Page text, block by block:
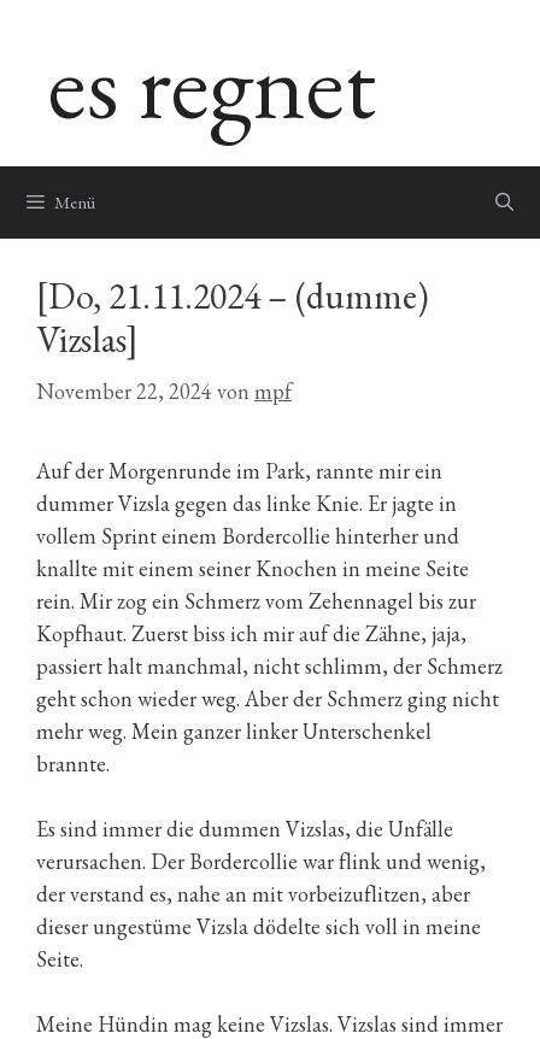
springenes regnet
Menü
[Do, 21.11.2024 – (dumme)
Vizslas]
November 22, 2024 von mpf
Auf der Morgenrunde im Park, rannte mir ein
dummer Vizsla gegen das linke Knie. Er jagte in
vollem Sprint einem Bordercollie hinterher und
knallte mit einem seiner Knochen in meine Seite
rein. Mir zog ein Schmerz vom Zehennagel bis zur
Kopfhaut. Zuerst biss ich mir auf die Zähne, jaja,
passiert halt manchmal, nicht schlimm, der Schmerz
geht schon wieder weg. Aber der Schmerz ging nicht
mehr weg. Mein ganzer linker Unterschenkel
brannte.
Es sind immer die dummen Vizslas, die Unfälle
verursachen. Der Bordercollie war flink und wenig,
der verstand es, nahe an mit vorbeizuflitzen, aber
dieser ungestüme Vizsla dödelte sich voll in meine
Seite.
Meine Hündin mag keine Vizslas. Vizslas sind immer